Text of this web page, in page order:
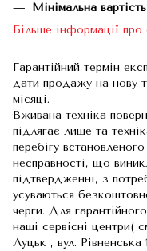
Мінімальна
Більше інформації про
Гарантійний термін
дати продажу на нову
місяці.
Вживана техніка
підлягає лише та
перебігу
несправності, що
підтвердженні, з
усуваються
черги. Для
наші сервісні центри(
Луцьк , вул. Рівненська